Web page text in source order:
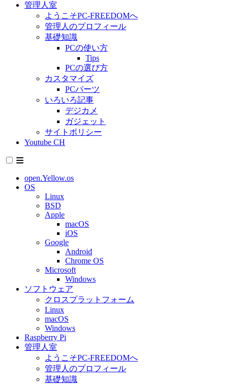
管理人室
ようこそPC-FREEDOMへ
管理人のプロフィール
基礎知識
PCの使い方
Tips
PCの選び方
カスタマイズ
PCパーツ
いろいろ記事
デジカメ
ガジェット
サイトポリシー
Youtube CH
open.Yellow.os
OS
Linux
BSD
Apple
macOS
iOS
Google
Android
Chrome OS
Microsoft
Windows
ソフトウェア
クロスプラットフォーム
Linux
macOS
Windows
Raspberry Pi
管理人室
ようこそPC-FREEDOMへ
管理人のプロフィール
基礎知識